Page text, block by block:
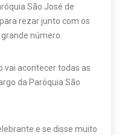
São José de
rezar junto com os
número.
vai acontecer todas as
da Paróquia São
e se disse muito